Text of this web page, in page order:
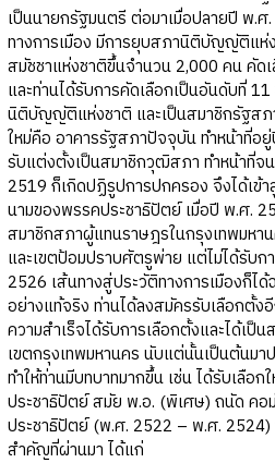
เป็นนายกรัฐมนตรี ต่อมาเมื่อปลายปี พ.
ทางการเมือง มีการยุบสภานิติบัญญัติแห่
สมัชชาแห่งชาติขึ้นจำนวน 2,000 คน คัด
และท่านได้รับการคัดเลือกเป็นอันดับที่
นิติบัญญัติแห่งชาติ และเป็นสมาชิกรัฐสภ
ใหม่คือ อาคารรัฐสภาปัจจุบัน ทำหน้าที่อ
รับแต่งตั้งเป็นสมาชิกวุฒิสภา ทำหน้าที่จ
2519 ก็เกิดปฏิรูปการปกครอง จึงได้เข้า
นามของพรรคประชาธิปัตย์ เมื่อปี พ.ศ.
สมาชิกสภาผู้แทนราษฎรในกรุงเทพมหา
และเขตป้อมปราบศัตรูพ่าย แต่ไม่ได้รับ
2526 เส้นทางสู่ประวัติทางการเมืองก็ไ
อย่างแท้จริง ท่านได้ลงสมัครรับเลือกตั้ง
ความสำเร็จได้รับการเลือกตั้งและได้เป็
เขตกรุงเทพมหานคร นับแต่นั้นเป็นต้นมา
ทำให้ท่านมีบทบาทมากขึ้น เช่น ได้รับเลือก
ประชาธิปัตย์ สมัย พ.อ. (พิเศษ) ถนัด คอ
ประชาธิปัตย์ (พ.ศ. 2522 – พ.ศ. 2524)
สำคัญที่ผ่านมา ได้แก่